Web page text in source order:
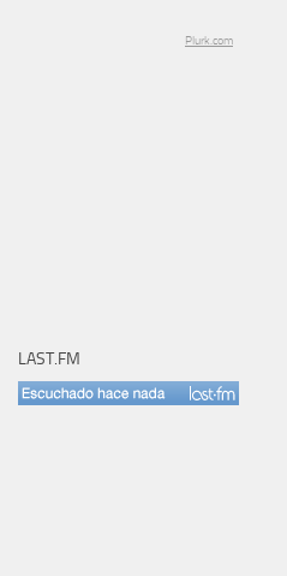
Plurk.com
LAST.FM